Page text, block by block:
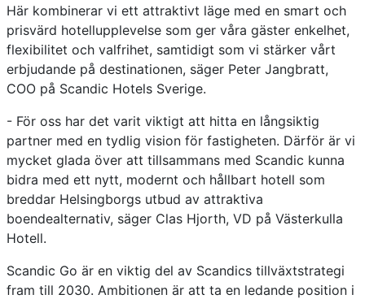
Här kombinerar vi ett attraktivt läge med en smart och
prisvärd hotellupplevelse som ger våra gäster enkelhet,
flexibilitet och valfrihet, samtidigt som vi stärker vårt
erbjudande på destinationen, säger Peter Jangbratt,
COO på Scandic Hotels Sverige.
- För oss har det varit viktigt att hitta en långsiktig
partner med en tydlig vision för fastigheten. Därför är vi
mycket glada över att tillsammans med Scandic kunna
bidra med ett nytt, modernt och hållbart hotell som
breddar Helsingborgs utbud av attraktiva
boendealternativ, säger Clas Hjorth, VD på Västerkulla
Hotell.
Scandic Go är en viktig del av Scandics tillväxtstrategi
fram till 2030. Ambitionen är att ta en ledande position i